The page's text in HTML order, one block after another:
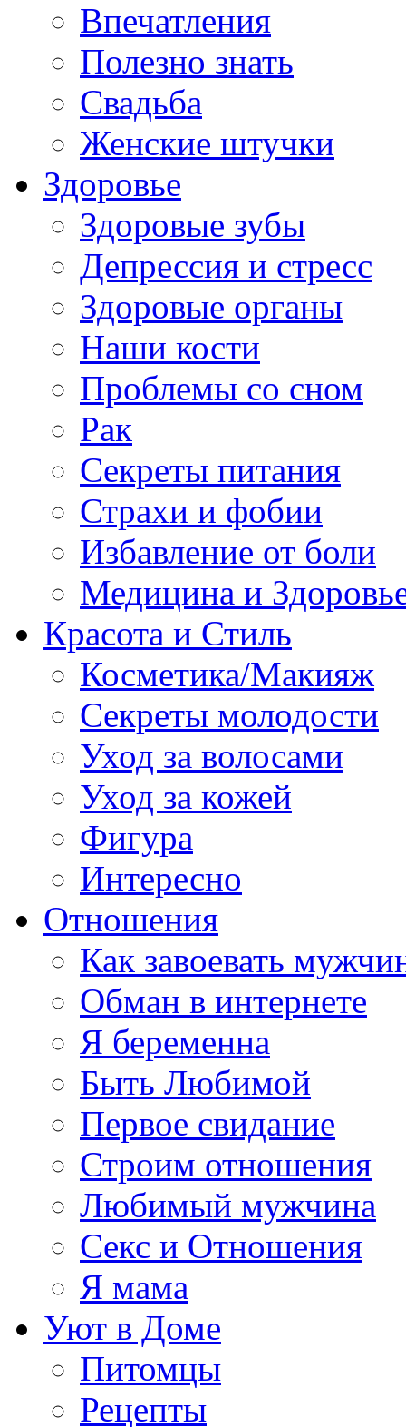
Впечатления
Полезно знать
Свадьба
Женские штучки
Здоровье
Здоровые зубы
Депрессия и стресс
Здоровые органы
Наши кости
Проблемы со сном
Рак
Секреты питания
Страхи и фобии
Избавление от боли
Медицина и
Красота и Стиль
Косметика/Макияж
Секреты молодости
Уход за волосами
Уход за кожей
Фигура
Интересно
Отношения
Как завоевать
Обман в интернете
Я беременна
Быть Любимой
Первое свидание
Строим отношения
Любимый мужчина
Секс и Отношения
Я мама
Уют в Доме
Питомцы
Рецепты